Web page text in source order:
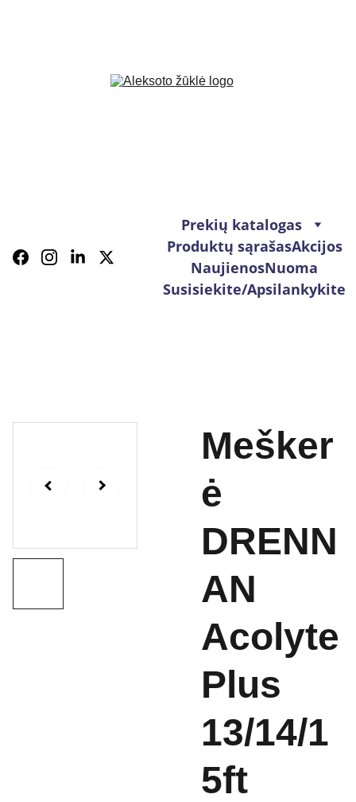
Prekių katalogas
Produktų sąrašasAkcijos
NaujienosNuoma
Susisiekite/Apsilankykite
Mešker
ė
DRENN
AN
Acolyte
Plus
13/14/1
5ft